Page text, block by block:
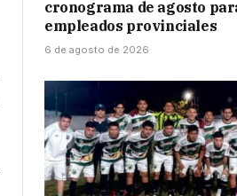
cronograma de agosto
empleados provinciales
6 de agosto de 2026